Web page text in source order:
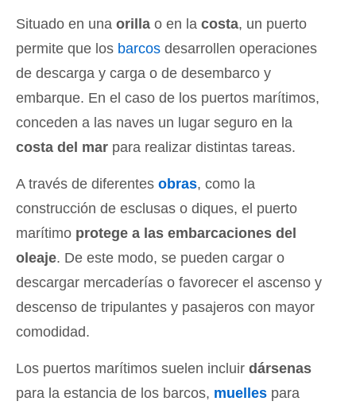
Situado en una orilla o en la costa, un puerto
permite que los barcos desarrollen operaciones
de descarga y carga o de desembarco y
embarque. En el caso de los puertos marítimos,
conceden a las naves un lugar seguro en la
costa del mar para realizar distintas tareas.
A través de diferentes obras, como la
construcción de esclusas o diques, el puerto
marítimo protege a las embarcaciones del
oleaje. De este modo, se pueden cargar o
descargar mercaderías o favorecer el ascenso y
descenso de tripulantes y pasajeros con mayor
comodidad.
Los puertos marítimos suelen incluir dársenas
para la estancia de los barcos, muelles para